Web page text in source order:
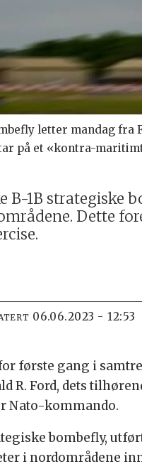
letter mandag
på et «kontra-
1B strategiske
Dette
06.06.2023 - 12:53
første gang i
R. Ford, dets
Nato-kommando.
bombefly,
i nordområdene